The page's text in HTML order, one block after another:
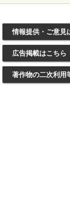
情報提供・ご意見
広告掲載はこちら
著作物の二次利用